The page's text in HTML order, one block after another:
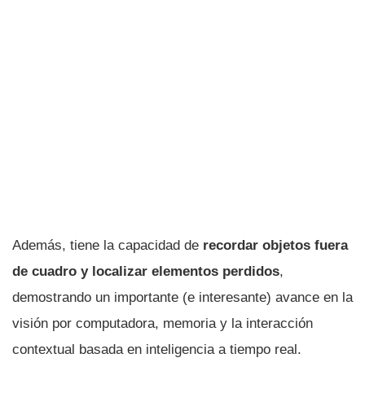
Además, tiene la capacidad de recordar objetos fuera
de cuadro y localizar elementos perdidos,
demostrando un importante (e interesante) avance en la
visión por computadora, memoria y la interacción
contextual basada en inteligencia a tiempo real.